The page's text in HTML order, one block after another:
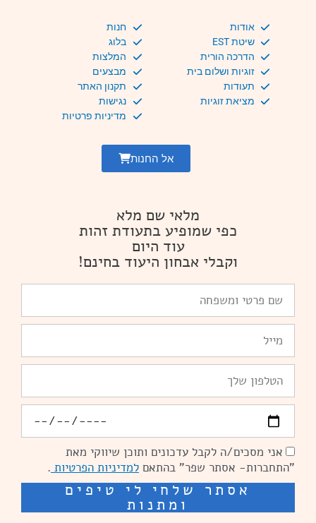
אודות
שיטת EST
הדרכה הורית
זוגיות ושלום בית
תעודות
מציאת זוגיות
חנות
בלוג
המלצות
מבצעים
תקנון האתר
נגישות
מדיניות פרטיות
אל החנות
מלאי שם מלא
כפי שמופיע בתעודת זהות
עוד היום
וקבלי אבחון היעוד בחינם!
פרטי
ומשפחה
הסכמהאני מסכים/ה לקבל עדכונים ותוכן שיווקי מאת
"התחברות- אסתר שפר" בהתאם למדיניות הפרטיות .
אסתר שלחי לי טיפים
ומתנות